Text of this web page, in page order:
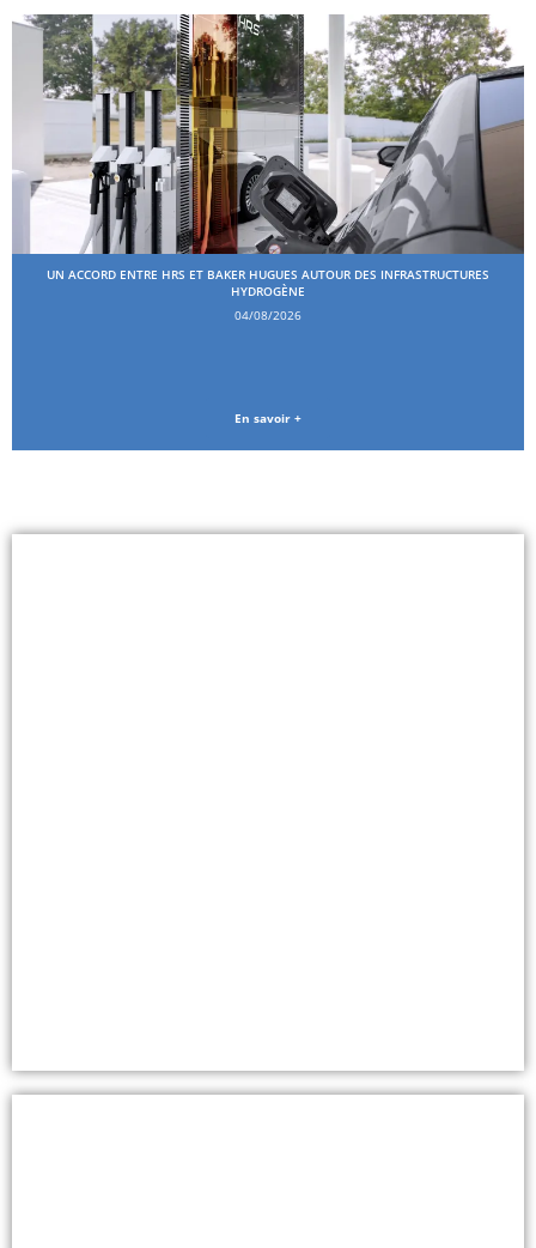
UN ACCORD ENTRE HRS ET BAKER HUGUES AUTOUR DES INFRASTRUCTURES
HYDROGÈNE
04/08/2026
En savoir +